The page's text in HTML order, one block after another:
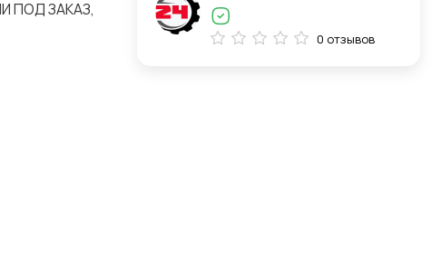
ПОД ЗАКАЗ,
0 отзывов